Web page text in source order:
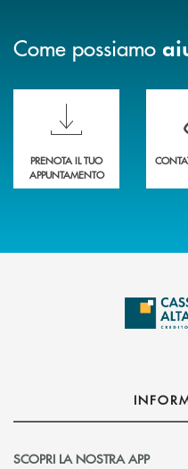
Come possiamo
Scopri le funzionalità della
PRENOTA IL TUO
APPUNTAMENTO
Hai
SCOPRI LA NOSTRA APP